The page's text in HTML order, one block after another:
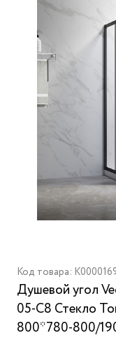
Код товара:
Душевой угол
05-C8 Стекло
800*780-800/